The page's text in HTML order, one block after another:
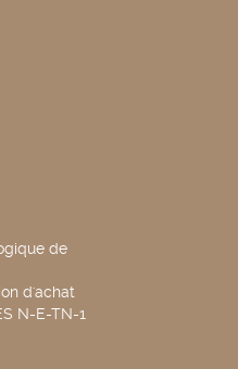
de
d'achat
N-E-TN-1